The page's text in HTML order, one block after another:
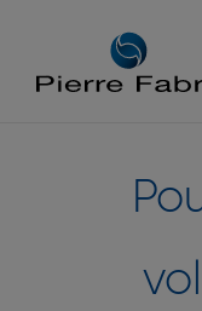
navigation
content